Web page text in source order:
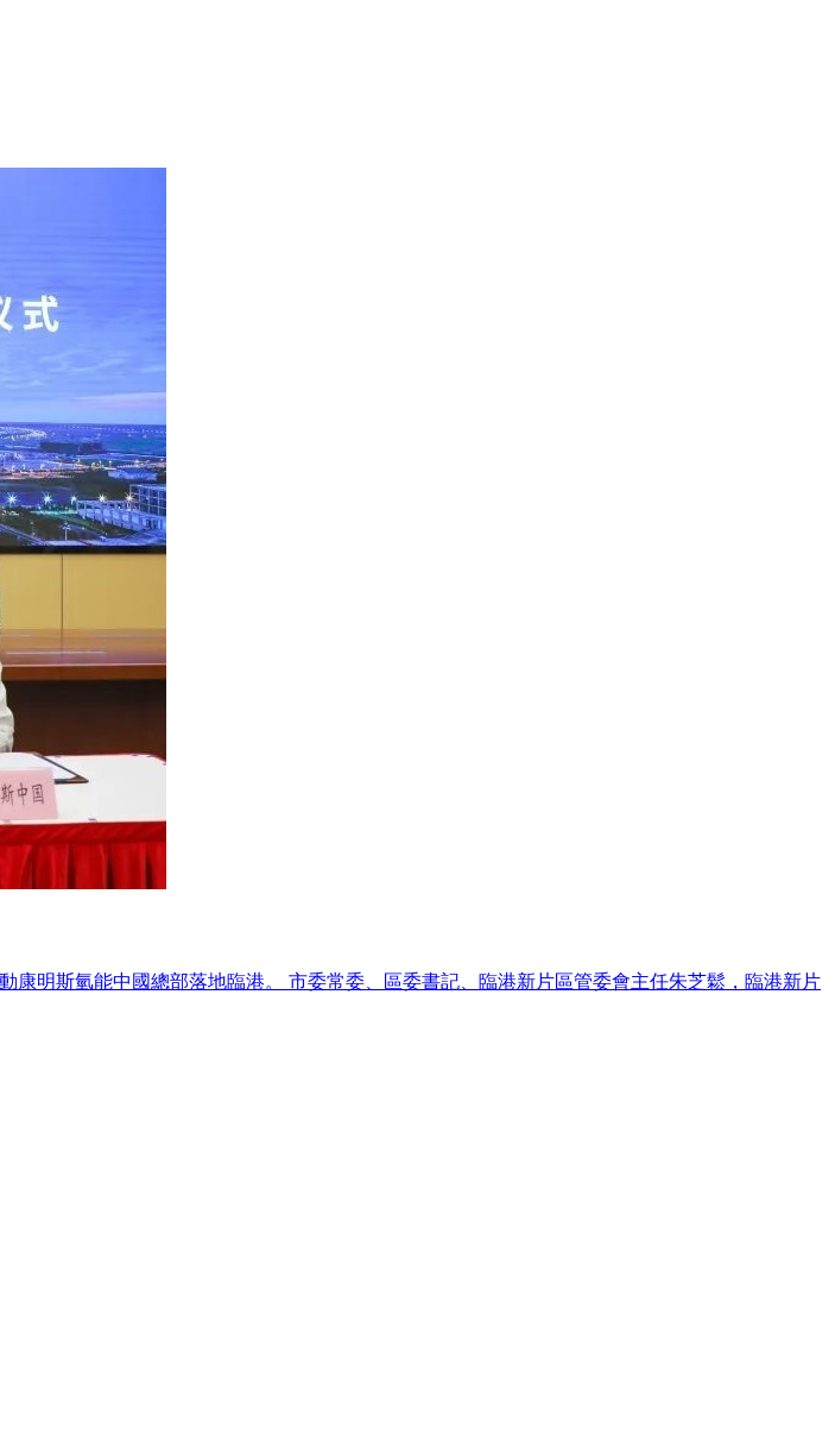
斯氫能中國總部落地臨港。 市委常委、區委書記、臨港新片區管委會主任朱芝鬆，臨港新片